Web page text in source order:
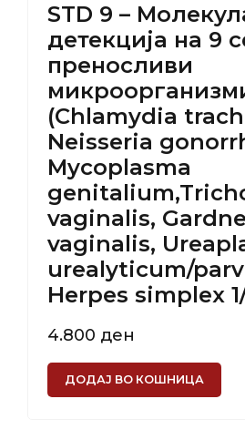
STD 9 –
детекција на 9
преносливи
(Chlamydia
Neisseria
Mycoplasma
vaginalis,
vaginalis,
urealyticum/
Herpes simplex
4.800 ден
ДОДАЈ ВО КОШНИЦА